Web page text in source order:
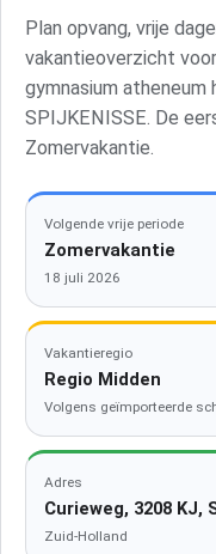
Plan opvang, vrije
vakantieoverzicht
gymnasium atheneum
SPIJKENISSE. De
Zomervakantie.
Volgende vrije periode
Zomervakantie
18 juli 2026
Vakantieregio
Regio Midden
Volgens geïmporteerde
Adres
Curieweg, 3208 KJ,
Zuid-Holland